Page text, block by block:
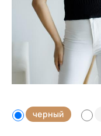
черный